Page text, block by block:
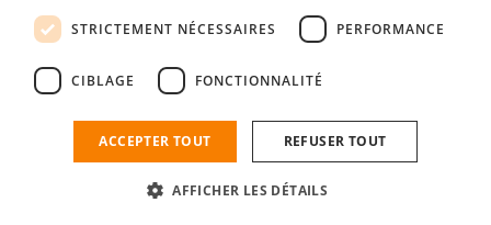
Profil Employeur gratuit
Vous pouvez vous connecter sur StudentJob si vous avez créé un
n'est plus qu'à quelques clics.
STRICTEMENT NÉCESSAIRES PERFORMANCE
CIBLAGE FONCTIONNALITÉ
ACCEPTER TOUT REFUSER TOUT
AFFICHER LES DÉTAILS